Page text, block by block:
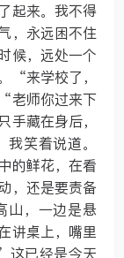
起来。我不得
，永远困不住
候，远处一个
“来学校了，
老师你过来下
藏在身后，
笑着说道。
的鲜花，在看
，还是要责备
山，一边是悬
讲桌上，嘴里
这已经是今天